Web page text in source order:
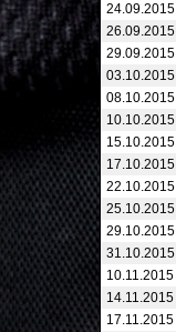
24.09.2015
26.09.2015
29.09.2015
03.10.2015
08.10.2015
10.10.2015
15.10.2015
17.10.2015
22.10.2015
25.10.2015
29.10.2015
31.10.2015
10.11.2015
14.11.2015
17.11.2015